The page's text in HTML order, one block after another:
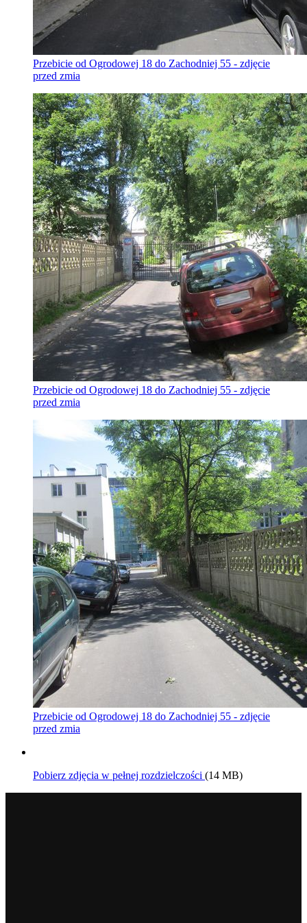
Przebicie od Ogrodowej 18 do Zachodniej 55 - zdjęcie
przed zmia
Przebicie od Ogrodowej 18 do Zachodniej 55 - zdjęcie
przed zmia
Przebicie od Ogrodowej 18 do Zachodniej 55 - zdjęcie
przed zmia
Pobierz zdjęcia w pełnej rozdzielczości (14 MB)